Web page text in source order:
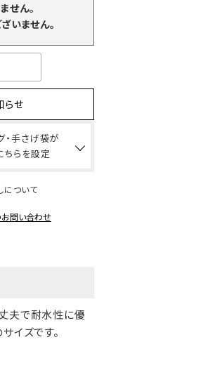
せん。
いません。
らせ
・手さげ袋が
らを設定
について
問い合わせ
夫で耐水性に優
イズです。